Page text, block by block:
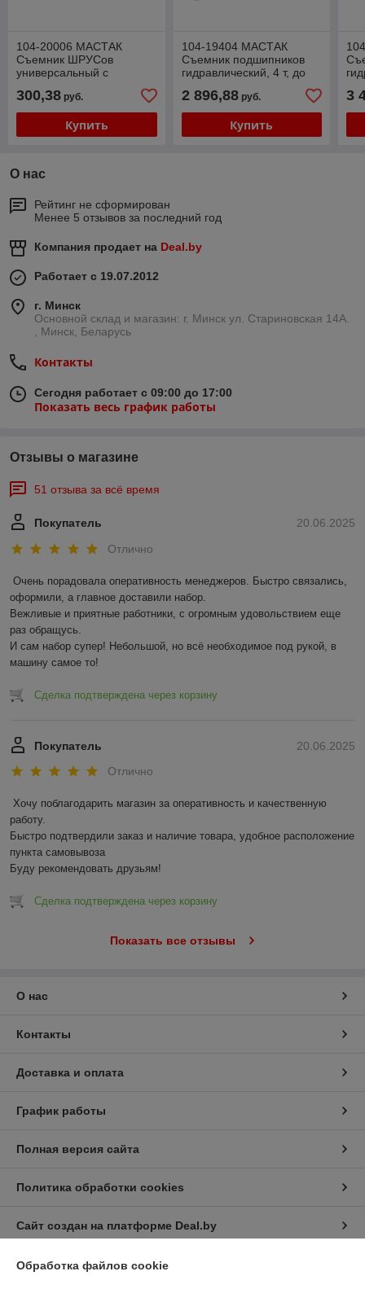
104-20006 МАСТАК
Съемник ШРУСов
универсальный с
МАСТАК 104-20006
300,38 руб.
Купить
104-19404 МАСТАК
Съемник подшипников
гидравлический, 4 т, до
типа, 3 предмета
МАСТАК
2 896,88руб.
Купить
3
О нас
Рейтинг не сформирован
Менее 5 отзывов за последний год
Компания продает на Deal.by
Работает с 19.07.2012
г. Минск
Основной склад и магазин: г. Минск ул. Стариновская 14А.
, Минск, Беларусь
Контакты
Сегодня работает с 09:00 до 17:00
Показать весь график работы
Отзывы о магазине
51 отзыва за всё время
20.06.2025
Покупатель
Отлично
Очень порадовала оперативность менеджеров. Быстро связались,
оформили, а главное доставили набор.
Вежливые и приятные работники, с огромным удовольствием еще
раз обращусь.
И сам набор супер! Небольшой, но всё необходимое под рукой, в
машину самое то!
Сделка подтверждена через корзину
20.06.2025
Покупатель
Отлично
Хочу поблагодарить магазин за оперативность и качественную
работу.
Быстро подтвердили заказ и наличие товара, удобное расположение
пункта самовывоза
Буду рекомендовать друзьям!
Сделка подтверждена через корзину
Показать все отзывы
О нас
Контакты
Доставка и оплата
График работы
Полная версия сайта
Политика обработки cookies
Сайт создан на платформе Deal.by
Обработка файлов cookie